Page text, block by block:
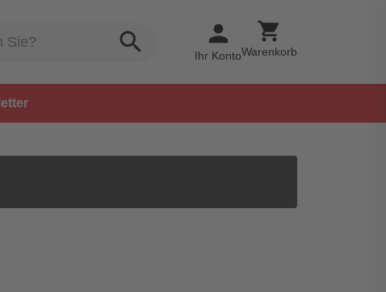
search person
Ihr Konto
shopping_cart
Warenkorb